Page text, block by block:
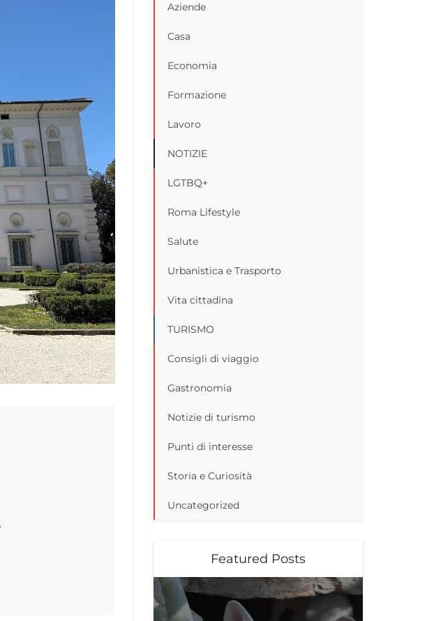
Aziende
Casa
Economia
Formazione
Lavoro
NOTIZIE
LGTBQ+
Roma Lifestyle
Salute
Urbanistica e Trasporto
Vita cittadina
TURISMO
Consigli di viaggio
Gastronomia
Notizie di turismo
Punti di interesse
Storia e Curiosità
Uncategorized
Featured Posts